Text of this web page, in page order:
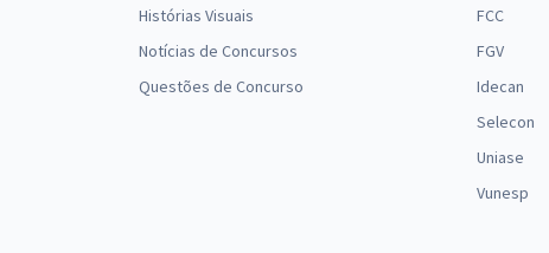
Histórias Visuais
Notícias de Concursos
Questões de Concurso
FCC
FGV
Idecan
Selecon
Uniase
Vunesp